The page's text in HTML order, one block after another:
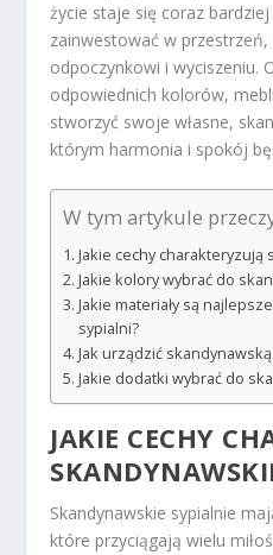
życie staje się coraz
zainwestować w
odpoczynkowi i wyciszeniu.
odpowiednich kolorów,
stworzyć swoje własne,
którym harmonia i spokój
W tym artykule
Jakie cechy
Jakie kolory wybrać do
Jakie materiały są
sypialni?
Jak urządzić
Jakie dodatki wybrać do
JAKIE CECHY
Skandynawskie sypialnie
które przyciągają wielu